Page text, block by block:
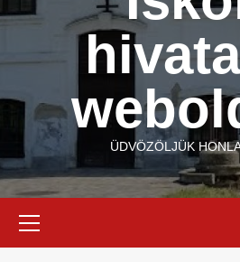
ÜDVÖZÖLJÜK
Menu